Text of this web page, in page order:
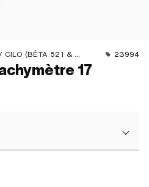
& 512) · ZÜNDAPP BELMONDO 23994
17